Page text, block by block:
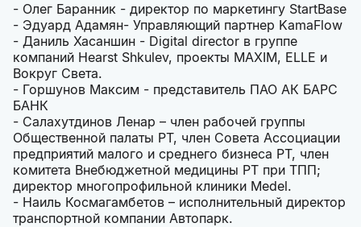
- Олег Баранник - директор по маркетингу StartBase
- Эдуард Адамян- Управляющий партнер KamaFlow
- Даниль Хасаншин - Digital director в группе
компаний Hearst Shkulev, проекты MAXIM, ELLE и
Вокруг Света.
- Горшунов Максим - представитель ПАО АК БАРС
БАНК
- Салахутдинов Ленар – член рабочей группы
Общественной палаты РТ, член Совета Ассоциации
предприятий малого и среднего бизнеса РТ, член
комитета Внебюджетной медицины РТ при ТПП;
директор многопрофильной клиники Medel.
- Наиль Космагамбетов – исполнительный директор
транспортной компании Автопарк.